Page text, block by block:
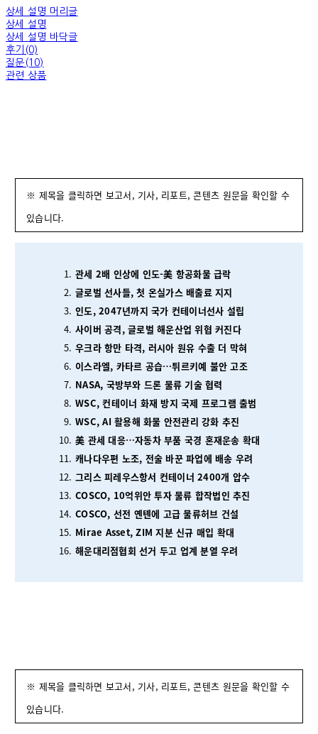
상세 설명 머리글
상세 설명
상세 설명 바닥글
후기(0)
질문(10)
관련 상품
※ 제목을 클릭하면 보고서, 기사, 리포트, 콘텐츠 원문을 확인할 수
있습니다.
관세 2배 인상에 인도-美 항공화물 급락
글로벌 선사들, 첫 온실가스 배출료 지지
인도, 2047년까지 국가 컨테이너선사 설립
사이버 공격, 글로벌 해운산업 위협 커진다
우크라 항만 타격, 러시아 원유 수출 더 막혀
이스라엘, 카타르 공습…튀르키예 불안 고조
NASA, 국방부와 드론 물류 기술 협력
WSC, 컨테이너 화재 방지 국제 프로그램 출범
WSC, AI 활용해 화물 안전관리 강화 추진
美 관세 대응…자동차 부품 국경 혼재운송 확대
캐나다우편 노조, 전술 바꾼 파업에 배송 우려
그리스 피레우스항서 컨테이너 2400개 압수
COSCO, 10억위안 투자 물류 합작법인 추진
COSCO, 선전 옌톈에 고급 물류허브 건설
Mirae Asset, ZIM 지분 신규 매입 확대
해운대리점협회 선거 두고 업계 분열 우려
※ 제목을 클릭하면 보고서, 기사, 리포트, 콘텐츠 원문을 확인할 수
있습니다.